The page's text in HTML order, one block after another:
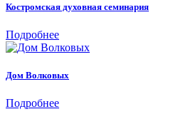
Костромская духовная семинария
Подробнее
Дом Волковых
Подробнее